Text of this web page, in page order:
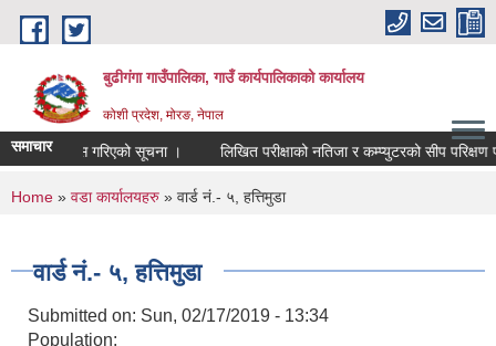
Skip to main content
बुढीगंगा गाउँपालिका, गाउँ कार्यपालिकाको कार्यालय
कोशी प्रदेश, मोरङ, नेपाल
समाचार
सिफारिस गरिएको सूचना । लिखित परीक्षाको नतिजा र कम्प्युटरको सीप परिक्षण
You are here
Home » वडा कार्यालयहरु » वार्ड न‌ं.- ५, हत्तिमुडा
वार्ड न‌ं.- ५, हत्तिमुडा
Submitted on: Sun, 02/17/2019 - 13:34
Population: